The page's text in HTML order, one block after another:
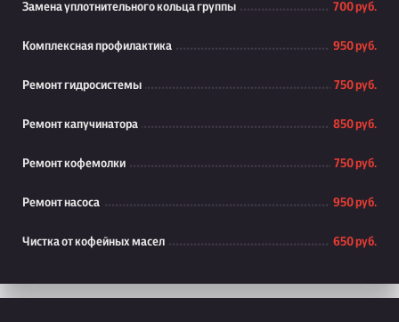
Замена уплотнительного кольца группы 700 руб.
Комплексная профилактика 950 руб.
Ремонт гидросистемы 750 руб.
Ремонт капучинатора 850 руб.
Ремонт кофемолки 750 руб.
Ремонт насоса 950 руб.
Чистка от кофейных масел 650 руб.